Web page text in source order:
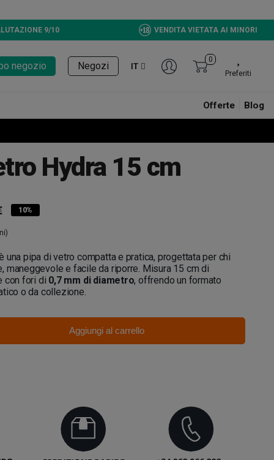
9/10 VENDITA VIETATA AI MINORI
negozio Negozi IT
0
Preferiti
Offerte Blog
Hydra 15 cm
10%
una pipa di vetro compatta e pratica, progettata per chi
maneggevole e facile da riporre. Misura 15 cm di
con fori di 0,7 mm di diametro, offrendo un formato
o da collezione.
Aggiungi al carrello